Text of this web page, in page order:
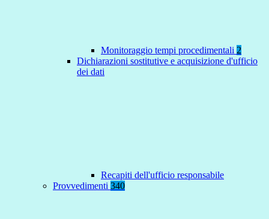
Monitoraggio tempi procedimentali 2
Dichiarazioni sostitutive e acquisizione d'ufficio
dei dati
Recapiti dell'ufficio responsabile
Provvedimenti 340